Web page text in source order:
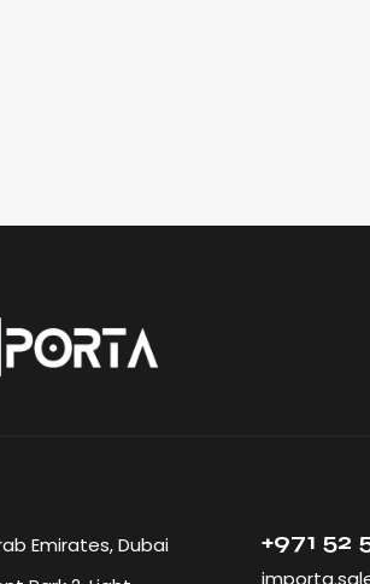
Emirates, Dubai
+971 52